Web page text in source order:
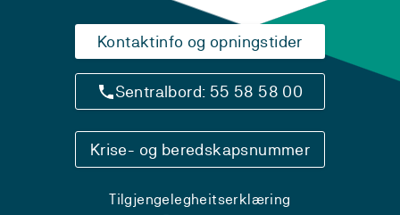
Kontaktinfo og opningstider
Sentralbord: 55 58 58 00
Krise- og beredskapsnummer
Tilgjengelegheitserklæring